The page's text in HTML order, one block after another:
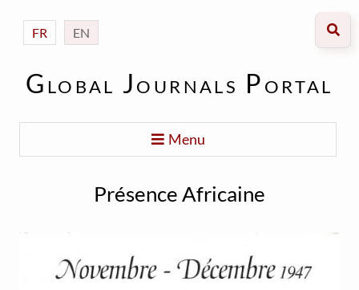
FR EN
Global Journals Portal
Menu
Présence Africaine